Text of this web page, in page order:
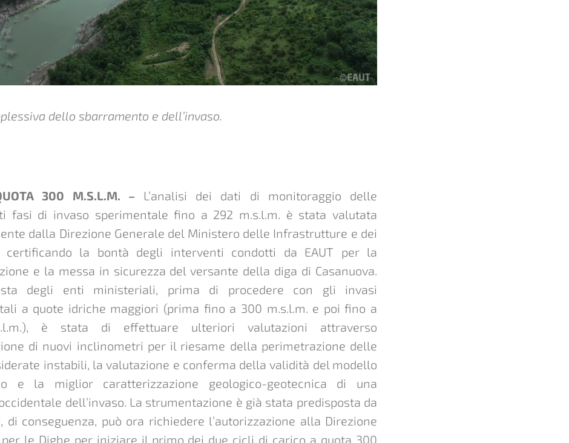
dello sbarramento e dell’invaso.
300 M.S.L.M. – L’analisi dei dati di monitoraggio delle
fasi di invaso sperimentale fino a 292 m.s.l.m. è stata valutata
dalla Direzione Generale del Ministero delle Infrastrutture e dei
certificando la bontà degli interventi condotti da EAUT per la
e la messa in sicurezza del versante della diga di Casanuova.
degli enti ministeriali, prima di procedere con gli invasi
a quote idriche maggiori (prima fino a 300 m.s.l.m. e poi fino a
è stata di effettuare ulteriori valutazioni attraverso
di nuovi inclinometri per il riesame della perimetrazione delle
instabili, la valutazione e conferma della validità del modello
e la miglior caratterizzazione geologico-geotecnica di una
dell’invaso. La strumentazione è già stata predisposta da
di conseguenza, può ora richiedere l’autorizzazione alla Direzione
per le Dighe per iniziare il primo dei due cicli di carico a quota 300